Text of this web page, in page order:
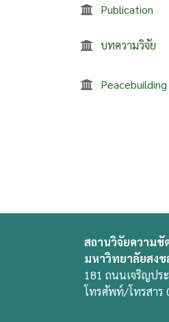
Publication
บทความวิจัย
สถานวิจัยความขั
มหาวิทยาลัยสง
181 ถนนเจริญปร
โทรศัพท์/โทรสาร